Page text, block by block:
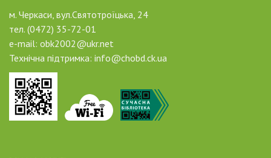
м. Черкаси, вул.Святотроїцька, 24
тел. (0472) 35-72-01
e-mail: obk2002@ukr.net
Технічна підтримка: info@chobd.ck.ua